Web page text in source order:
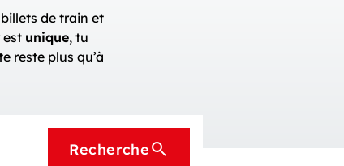
de train et
est unique, tu
reste plus qu’à
Recherche